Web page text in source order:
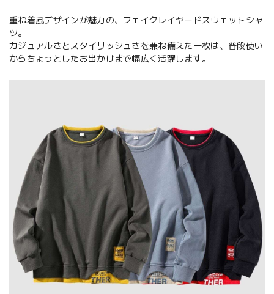
重ね着風デザインが魅力の、フェイクレイヤードスウェットシャ
ツ。
カジュアルさとスタイリッシュさを兼ね備えた一枚は、普段使い
からちょっとしたお出かけまで幅広く活躍します。